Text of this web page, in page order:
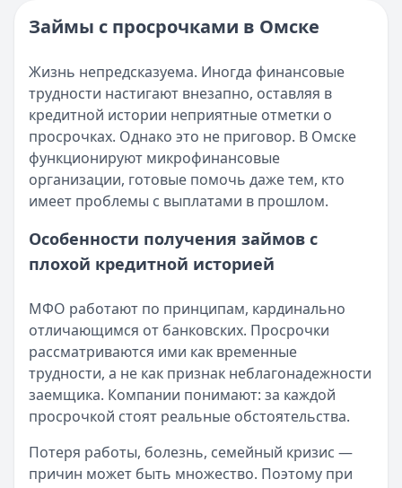
Категория:МФО и микрозаймы
Все статьи
Возврат переплаты в «Займере»: актуальная
Опубликовано:5 декабря 2025 г.
Категория:МФО
Читать новость
Срочный микрозайм 15 000 ₽ на карту: свежая
Кратко:Нужны 15 000 рублей на карту прямо сегодня?
Опубликовано:5 декабря 2025 г.
Категория:МФО
Рекордный рост доли клиентов МФО с iPhone: что
Кратко:В III квартале 2025 года владельцы iPhone
Категория:МФО
Читать новость
57 сервисов микрозаймов через Госуслуги: где
Кратко:Авторизация через Госуслуги ускоряет
Опубликовано:23 ноября 2025 г.
Категория:МФО
Смс о «одобренном займе» от Bigmani Ru: как
Кратко: Пришло СМС об одобрении займа от Bigmani
Займы с просрочками в Омске
Жизнь непредсказуема. Иногда финансовые
трудности настигают внезапно, оставляя в
кредитной истории неприятные отметки о
просрочках. Однако это не приговор. В Омске
функционируют микрофинансовые
организации, готовые помочь даже тем, кто
имеет проблемы с выплатами в прошлом.
Особенности получения займов с
плохой кредитной историей
МФО работают по принципам, кардинально
отличающимся от банковских. Просрочки
рассматриваются ими как временные
трудности, а не как признак неблагонадежности
заемщика. Компании понимают: за каждой
просрочкой стоят реальные обстоятельства.
Потеря работы, болезнь, семейный кризис —
причин может быть множество. Поэтому при